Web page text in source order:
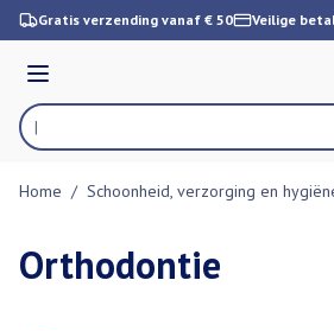
Ga naar de inhoud
Gratis verzending vanaf € 50 Veilige
Menu
Product, merk, categorie...
Home / Schoonheid, verzorging en
Orthodontie